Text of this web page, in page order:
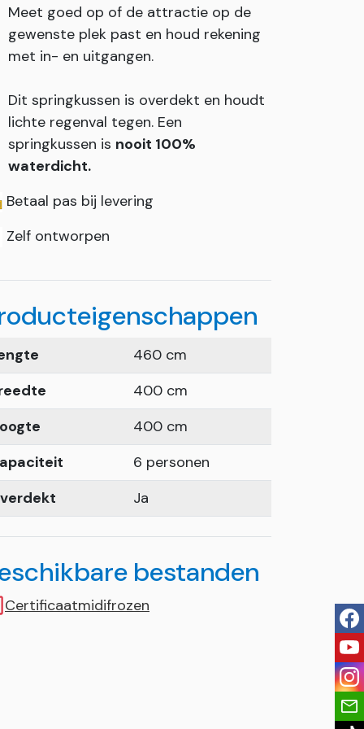
Meet goed op of de attractie op de
gewenste plek past en houd rekening
met in- en uitgangen.
Dit springkussen is overdekt en houdt
lichte regenval tegen. Een
springkussen is nooit 100%
waterdicht.
Betaal pas bij levering
Zelf ontworpen
460 cm
400 cm
400 cm
6 personen
Ja
bestanden
Certificaatmidifrozen